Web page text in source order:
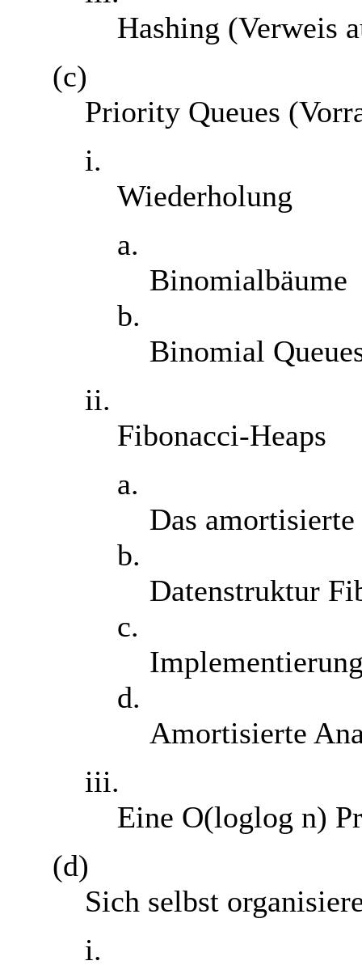
Hashing (Verweis
(c)
Priority Queues
i.
Wiederholung
a.
Binomialbäume
b.
Binomial
ii.
Fibonacci-Heaps
a.
Das
b.
Datenstruktur
c.
d.
Amortisierte
iii.
Eine O(loglog n)
(d)
Sich selbst
i.